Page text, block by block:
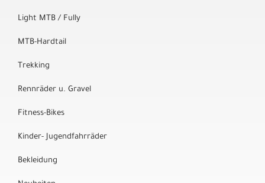
Light MTB / Fully
MTB-Hardtail
Trekking
Rennräder u. Gravel
Fitness-Bikes
Kinder- Jugendfahrräder
Bekleidung